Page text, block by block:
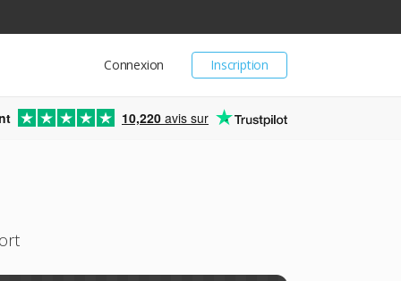
Inscription
Connexion
10,220 avis sur